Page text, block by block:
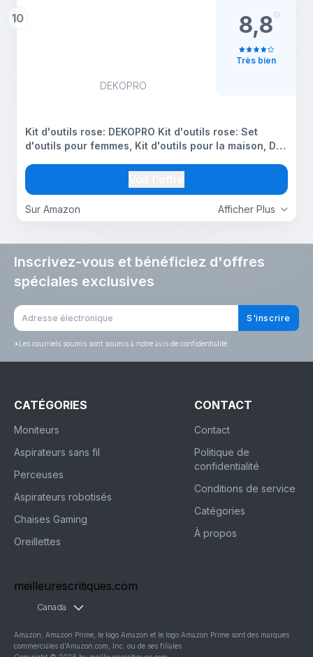
10
DEKOPRO
Afficher Plus
Sur Amazon
Kit d'outils rose: DEKOPRO Kit d'outils rose: Set
d'outils pour femmes, Kit d'outils pour la maison, DIY
manuels pour femmes, 42 pièces
8,8
Très bien
Inscrivez-vous et bénéficiez d'offres
spéciales exclusives
S'inscrire
*Les courriels soumis sont soumis à notre avis de confidentialité
CATÉGORIES
Moniteurs
Aspirateurs sans fil
Perceuses
Aspirateurs robotisés
Chaises Gaming
Oreillettes
CONTACT
Contact
Politique de
confidentialité
Conditions de service
Catégories
À propos
meilleurescritiques.com
Canada
Amazon, Amazon Prime, le logo Amazon et le logo Amazon Prime sont des marques
commerciales d'Amazon.com, Inc. ou de ses filiales